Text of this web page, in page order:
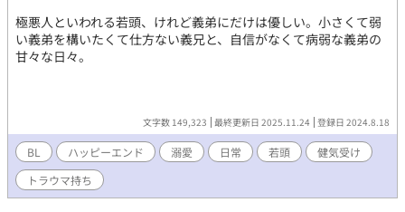
るところがある。 小鳥遊と三鷹、なので各所に鳥をイメージした
言葉を散りばめました。鷹に捕まって遊べなくなった鳥籠の小鳥
はこれからどうなるのでしょう。甘やかされて幸せに過ごすので
極悪人といわれる若頭、けれど義弟にだけは優しい。小さくて弱
い義弟を構いたくて仕方ない義兄と、自信がなくて病弱な義弟の
甘々な日々。
文字数 149,323 最終更新日 2025.11.24 登録日 2024.8.18
BL ハッピーエンド 溺愛 日常 若頭
健気受け
トラウマ持ち